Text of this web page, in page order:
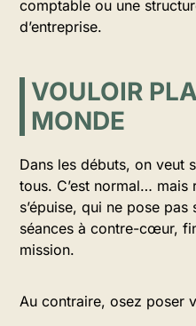
comptable ou une
d’entreprise.
VOULOIR
MONDE
Dans les débuts, on veut
tous. C’est normal… mais
s’épuise, qui ne pose
séances à contre-cœur,
mission.
Au contraire, osez poser